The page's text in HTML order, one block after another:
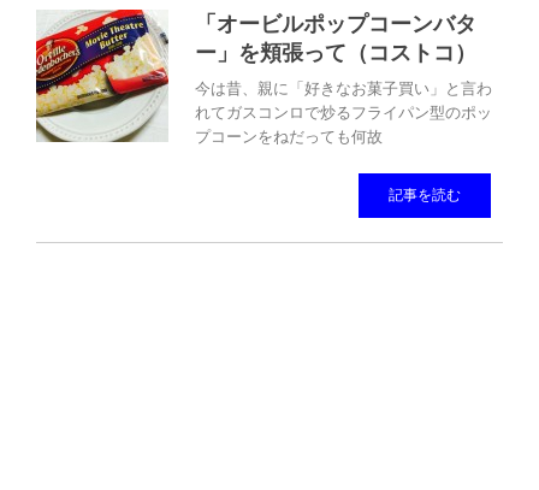
「オービルポップコーンバタ
ー」を頬張って（コストコ）
今は昔、親に「好きなお菓子買い」と言わ
れてガスコンロで炒るフライパン型のポッ
プコーンをねだっても何故
記事を読む